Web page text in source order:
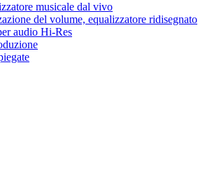
musicale dal vivo
del volume, equalizzatore ridisegnato
audio Hi-Res